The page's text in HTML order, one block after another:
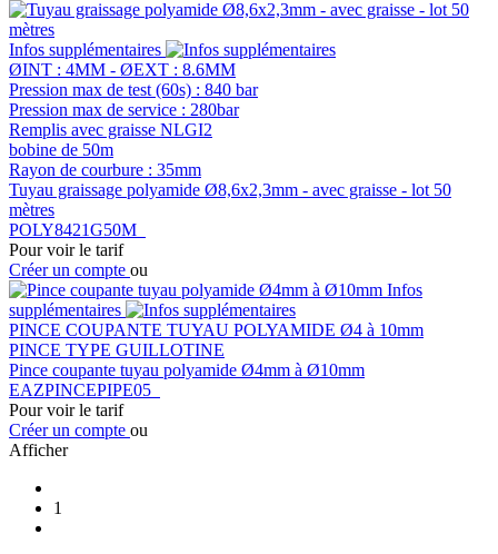
Infos supplémentaires
ØINT : 4MM - ØEXT : 8.6MM
Pression max de test (60s) : 840 bar
Pression max de service : 280bar
Remplis avec graisse NLGI2
bobine de 50m
Rayon de courbure : 35mm
Tuyau graissage polyamide Ø8,6x2,3mm - avec graisse - lot 50
mètres
POLY8421G50M
Pour voir le tarif
Créer un compte ou
Infos
supplémentaires
PINCE COUPANTE TUYAU POLYAMIDE Ø4 à 10mm
PINCE TYPE GUILLOTINE
Pince coupante tuyau polyamide Ø4mm à Ø10mm
EAZPINCEPIPE05
Pour voir le tarif
Créer un compte ou
Afficher
1